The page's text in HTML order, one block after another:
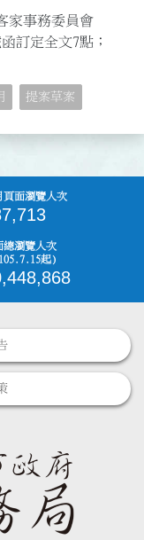
家事務委員會
訂定全文7點；
提案草案
頁面瀏覽人次
總瀏覽人次
起)